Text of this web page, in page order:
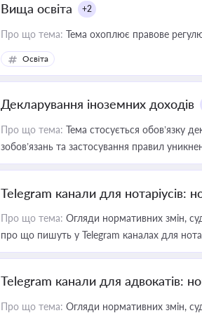
Вища освіта +2
Про що тема: Тема охоплює правове
Освіта
Декларування іноземних доходів
Про що тема: Тема стосується обов’язку
зобов’язань та застосування правил
Telegram канали для нотаріусів:
Про що тема: Огляди нормативних змін,
про що пишуть у Telegram каналах для
Telegram канали для адвокатів:
Про що тема: Огляди нормативних змін,